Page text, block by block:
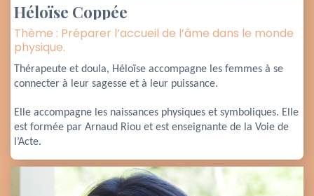
Héloïse Coppée
Thème : Préparer l’accueil de l’âme dans le monde
physique.
Thérapeute et doula, Héloïse accompagne les femmes à se
connecter à leur sagesse et à leur puissance.
Elle accompagne les naissances physiques et symboliques. Elle
est formée par Arnaud Riou et est enseignante de la Voie de
l’Acte.